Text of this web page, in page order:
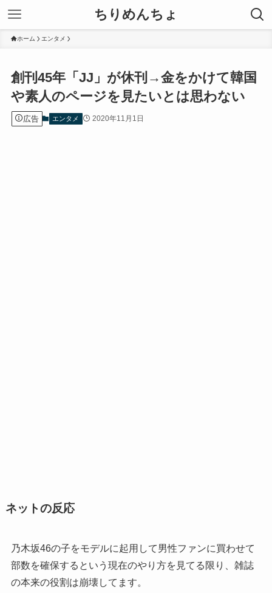
ちりめんちょ
ホーム エンタメ
創刊45年「JJ」が休刊→金をかけて韓国
や素人のページを見たいとは思わない
広告 エンタメ 2020年11月1日
ネットの反応
乃木坂46の子をモデルに起用して男性ファンに買わせて
部数を確保するという現在のやり方を見てる限り、雑誌
の本来の役割は崩壊してます。